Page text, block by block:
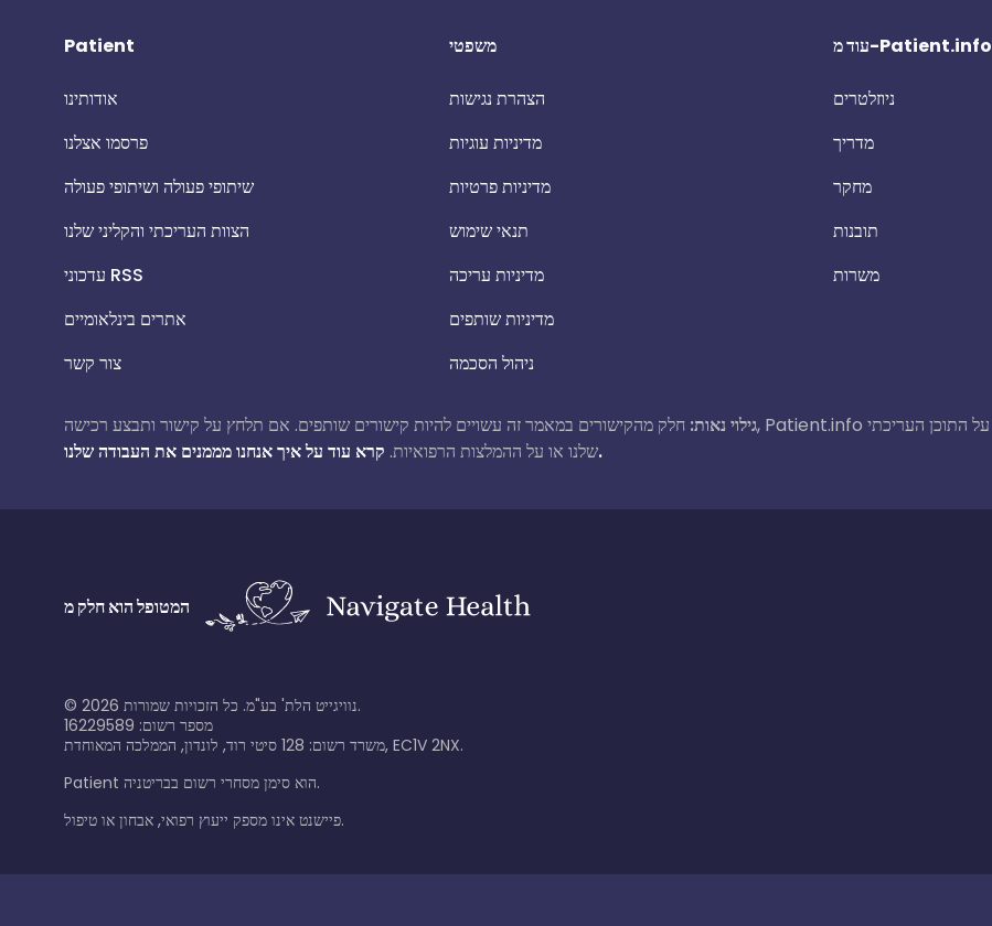
Patient
אודותינו
פרסמו אצלנו
שיתופי פעולה ושיתופי פעולה
הצוות העריכתי והקליני שלנו
עדכוני RSS
אתרים בינלאומיים
צור קשר
משפטי
הצהרת נגישות
מדיניות עוגיות
מדיניות פרטיות
תנאי שימוש
מדיניות עריכה
מדיניות שותפים
ניהול הסכמה
עוד מ-Patient.info
ניוזלטרים
מדריך
מחקר
תובנות
משרות
גילוי נאות: חלק מהקישורים במאמר זה עשויים להיות קישורים שותפים. אם תלחץ על קישור ותבצע רכישה, Patient.info עשוי להרוויח עמלה קטנה ללא עלות נוספת עבורך. זה לא משפיע על התוכן העריכתי
שלנו או על ההמלצות הרפואיות.קרא עוד על איך אנחנו מממנים את העבודה שלנו.
המטופל הוא חלק מ
© 2026
נוויגייט הלת' בע"מ. כל הזכויות שמורות.
מספר רשום: 16229589
משרד רשום: 128 סיטי רוד, לונדון, הממלכה המאוחדת, EC1V 2NX.
Patient הוא סימן מסחרי רשום בבריטניה.
פיישנט אינו מספק ייעוץ רפואי, אבחון או טיפול.